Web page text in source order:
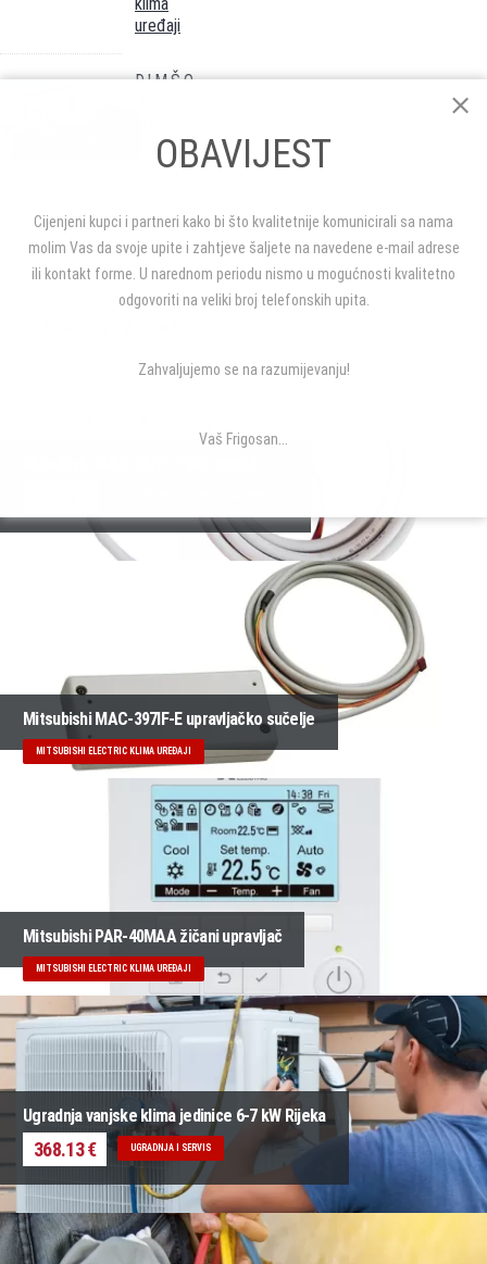
uređaji
D.I.M.Š.O.
dostava
peleta
Mitsubishi MAC-397IF-E upravljačko sučelje
MITSUBISHI ELECTRIC KLIMA UREĐAJI
Mitsubishi PAR-40MAA žičani upravljač
MITSUBISHI ELECTRIC KLIMA UREĐAJI
Ugradnja vanjske klima jedinice 6-7 kW Rijeka
368.13 € UGRADNJA I SERVIS
OBAVIJEST
Cijenjeni kupci i partneri kako bi što kvalitetnije komunicirali sa nama
molim Vas da svoje upite i zahtjeve šaljete na navedene e-mail adrese
ili kontakt forme. U narednom periodu nismo u mogućnosti kvalitetno
odgovoriti na veliki broj telefonskih upita.
Zahvaljujemo se na razumijevanju!
Vaš Frigosan...